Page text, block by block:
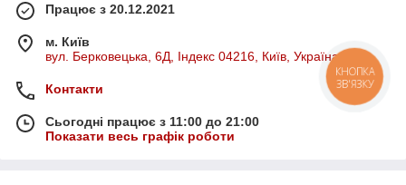
Працює з 20.12.2021
м. Київ
вул. Берковецька, 6Д, Індекс 04216, Київ, Україна
Контакти
Сьогодні працює з 11:00 до 21:00
Показати весь графік роботи
КНОПКА
ЗВ'ЯЗКУ